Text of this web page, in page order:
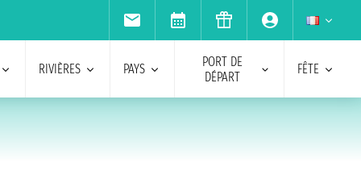
RIVIÈRES PAYS
PORT DE
DÉPART
FÊTE